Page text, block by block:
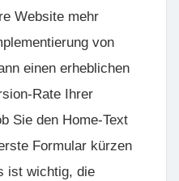
Website mehr
von
einen erheblichen
Rate Ihrer
Sie den Home-Text
Formular kürzen
ist wichtig, die